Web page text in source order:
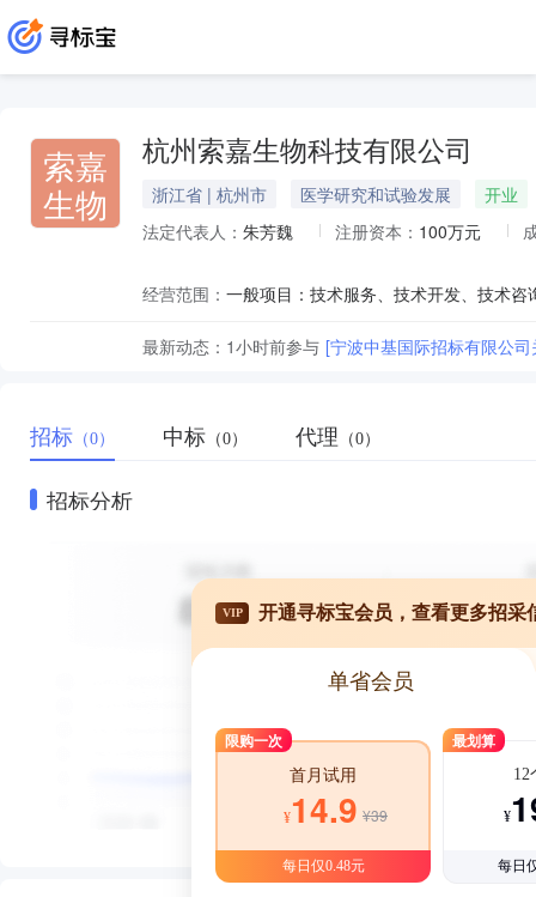
索嘉
生物
杭州索嘉生物科技有限公司
浙江省 | 杭州市 医学研究和试验发展
开业
法定代表人： 朱芳魏 注册资本： 100万元
经营范围：
最新动态： 1小时前参与 [宁波中基国际招标有限公
招标 （0） 中标 （0） 代理 （0）
招标分析
VIP 开通寻标宝会员，查看更多招采
单省会员
限购一次
首月试用
¥14.9 ¥39
每日仅0.48元
最划算
12
¥
每日